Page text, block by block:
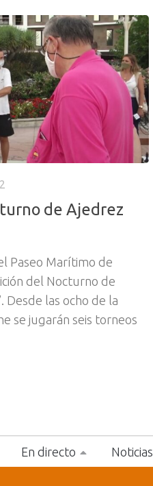
de Ajedrez
Paseo Marítimo de
del Nocturno de
Desde las ocho de la
se jugarán seis torneos
En directo Noticias